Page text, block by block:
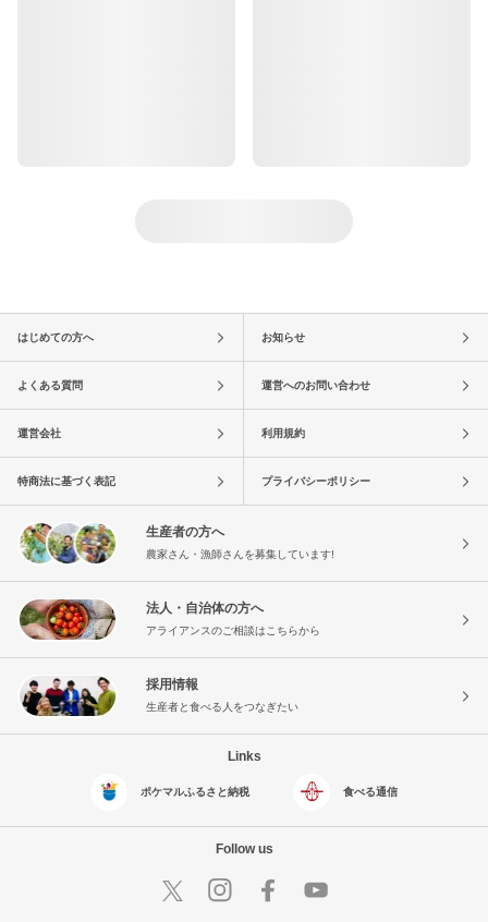
はじめての方へ お知らせ
よくある質問 運営へのお問い合わせ
運営会社 利用規約
特商法に基づく表記 プライバシーポリシー
生産者の方へ
農家さん・漁師さんを募集しています!
法人・自治体の方へ
アライアンスのご相談はこちらから
採用情報
生産者と食べる人をつなぎたい
Links
ポケマルふるさと納税 食べる通信
Follow us